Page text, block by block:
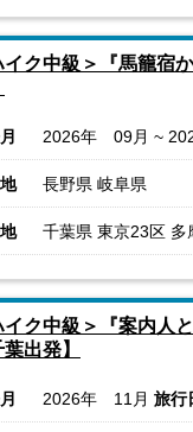
イク中級＞『馬籠宿
2026年 09月 ~
長野県 岐阜県
千葉県 東京23区 多
イク中級＞『案内人
葉出発】
2026年 11月 旅行